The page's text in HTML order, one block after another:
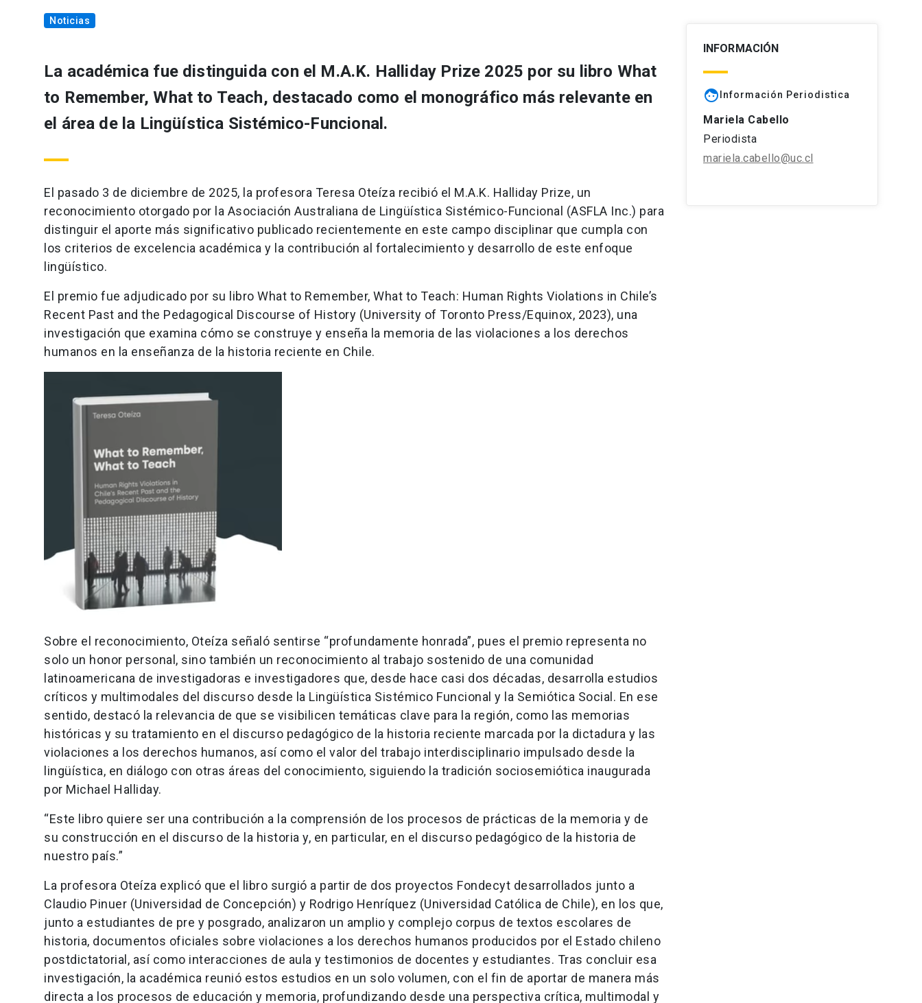
Noticias
La académica fue distinguida con el M.A.K. Halliday Prize 2025 por su libro What
to Remember, What to Teach, destacado como el monográfico más relevante en
el área de la Lingüística Sistémico-Funcional.
El pasado 3 de diciembre de 2025, la profesora Teresa Oteíza recibió el M.A.K. Halliday Prize, un
reconocimiento otorgado por la Asociación Australiana de Lingüística Sistémico-Funcional (ASFLA Inc.) para
distinguir el aporte más significativo publicado recientemente en este campo disciplinar que cumpla con
los criterios de excelencia académica y la contribución al fortalecimiento y desarrollo de este enfoque
lingüístico.
El premio fue adjudicado por su libro What to Remember, What to Teach: Human Rights Violations in Chile’s
Recent Past and the Pedagogical Discourse of History (University of Toronto Press/Equinox, 2023), una
investigación que examina cómo se construye y enseña la memoria de las violaciones a los derechos
humanos en la enseñanza de la historia reciente en Chile.
Sobre el reconocimiento, Oteíza señaló sentirse “profundamente honrada”, pues el premio representa no
solo un honor personal, sino también un reconocimiento al trabajo sostenido de una comunidad
latinoamericana de investigadoras e investigadores que, desde hace casi dos décadas, desarrolla estudios
críticos y multimodales del discurso desde la Lingüística Sistémico Funcional y la Semiótica Social. En ese
sentido, destacó la relevancia de que se visibilicen temáticas clave para la región, como las memorias
históricas y su tratamiento en el discurso pedagógico de la historia reciente marcada por la dictadura y las
violaciones a los derechos humanos, así como el valor del trabajo interdisciplinario impulsado desde la
lingüística, en diálogo con otras áreas del conocimiento, siguiendo la tradición sociosemiótica inaugurada
por Michael Halliday.
“Este libro quiere ser una contribución a la comprensión de los procesos de prácticas de la memoria y de
su construcción en el discurso de la historia y, en particular, en el discurso pedagógico de la historia de
nuestro país.”
La profesora Oteíza explicó que el libro surgió a partir de dos proyectos Fondecyt desarrollados junto a
Claudio Pinuer (Universidad de Concepción) y Rodrigo Henríquez (Universidad Católica de Chile), en los que,
junto a estudiantes de pre y posgrado, analizaron un amplio y complejo corpus de textos escolares de
historia, documentos oficiales sobre violaciones a los derechos humanos producidos por el Estado chileno
postdictatorial, así como interacciones de aula y testimonios de docentes y estudiantes. Tras concluir esa
investigación, la académica reunió estos estudios en un solo volumen, con el fin de aportar de manera más
directa a los procesos de educación y memoria, profundizando desde una perspectiva crítica, multimodal y
INFORMACIÓN
face Información Periodistica
Mariela Cabello
Periodista
mariela.cabello@uc.cl